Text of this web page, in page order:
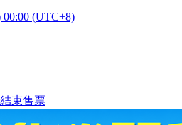
00:00 (UTC+8)
束售票